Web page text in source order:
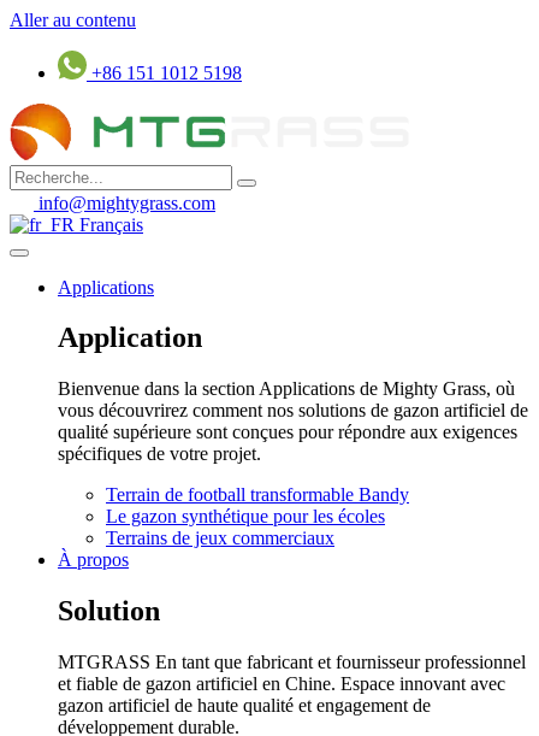
Aller au contenu
+86 151 1012 5198
info@mightygrass.com
Français
Applications
Application
Bienvenue dans la section Applications de Mighty Grass, où
vous découvrirez comment nos solutions de gazon artificiel de
qualité supérieure sont conçues pour répondre aux exigences
spécifiques de votre projet.
Terrain de football transformable Bandy
Le gazon synthétique pour les écoles
Terrains de jeux commerciaux
À propos
Solution
MTGRASS En tant que fabricant et fournisseur professionnel
et fiable de gazon artificiel en Chine. Espace innovant avec
gazon artificiel de haute qualité et engagement de
développement durable.